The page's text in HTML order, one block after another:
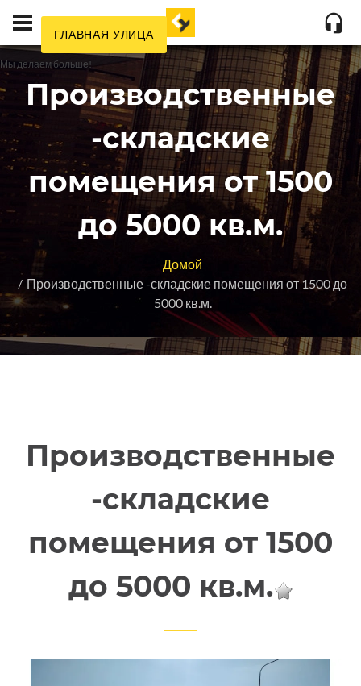
ГЛАВНАЯ УЛИЦА
Мы делаем больше!
Производственные
-складские
помещения от 1500
до 5000 кв.м.
Домой
Производственные -складские помещения от 1500 до
5000 кв.м.
Производственные
-складские
помещения от 1500
до 5000 кв.м.